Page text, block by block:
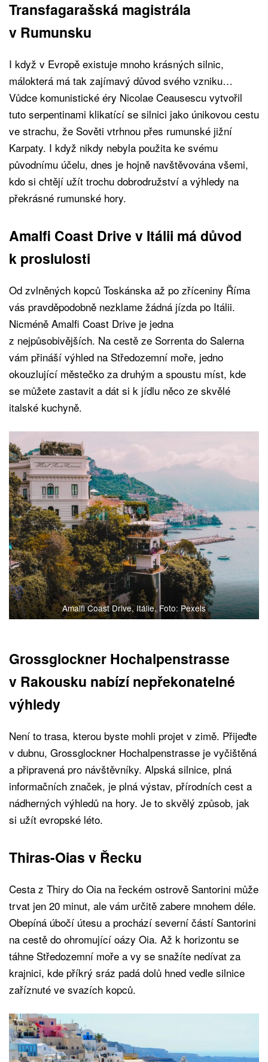
Transfagarašská magistrála
v Rumunsku
I když v Evropě existuje mnoho krásných silnic,
málokterá má tak zajímavý důvod svého vzniku…
Vůdce komunistické éry Nicolae Ceausescu vytvořil
tuto serpentinami klikatící se silnici jako únikovou cestu
ve strachu, že Sověti vtrhnou přes rumunské jižní
Karpaty. I když nikdy nebyla použita ke svému
původnímu účelu, dnes je hojně navštěvována všemi,
kdo si chtějí užít trochu dobrodružství a výhledy na
překrásné rumunské hory.
Amalfi Coast Drive v Itálii má důvod
k proslulosti
Od zvlněných kopců Toskánska až po zříceniny Říma
vás pravděpodobně nezklame žádná jízda po Itálii.
Nicméně Amalfi Coast Drive je jedna
z nejpůsobivějších. Na cestě ze Sorrenta do Salerna
vám přináší výhled na Středozemní moře, jedno
okouzlující městečko za druhým a spoustu míst, kde
se můžete zastavit a dát si k jídlu něco ze skvělé
italské kuchyně.
Amalfi Coast Drive, Itálie. Foto: Pexels
Grossglockner Hochalpenstrasse
v Rakousku nabízí nepřekonatelné
výhledy
Není to trasa, kterou byste mohli projet v zimě. Přijeďte
v dubnu, Grossglockner Hochalpenstrasse je vyčištěná
a připravená pro návštěvníky. Alpská silnice, plná
informačních značek, je plná výstav, přírodních cest a
nádherných výhledů na hory. Je to skvělý způsob, jak
si užít evropské léto.
Thiras-Oias v Řecku
Cesta z Thiry do Oia na řeckém ostrově Santorini může
trvat jen 20 minut, ale vám určitě zabere mnohem déle.
Obepíná úbočí útesu a prochází severní částí Santorini
na cestě do ohromující oázy Oia. Až k horizontu se
táhne Středozemní moře a vy se snažíte nedívat za
krajnici, kde příkrý sráz padá dolů hned vedle silnice
zaříznuté ve svazích kopců.